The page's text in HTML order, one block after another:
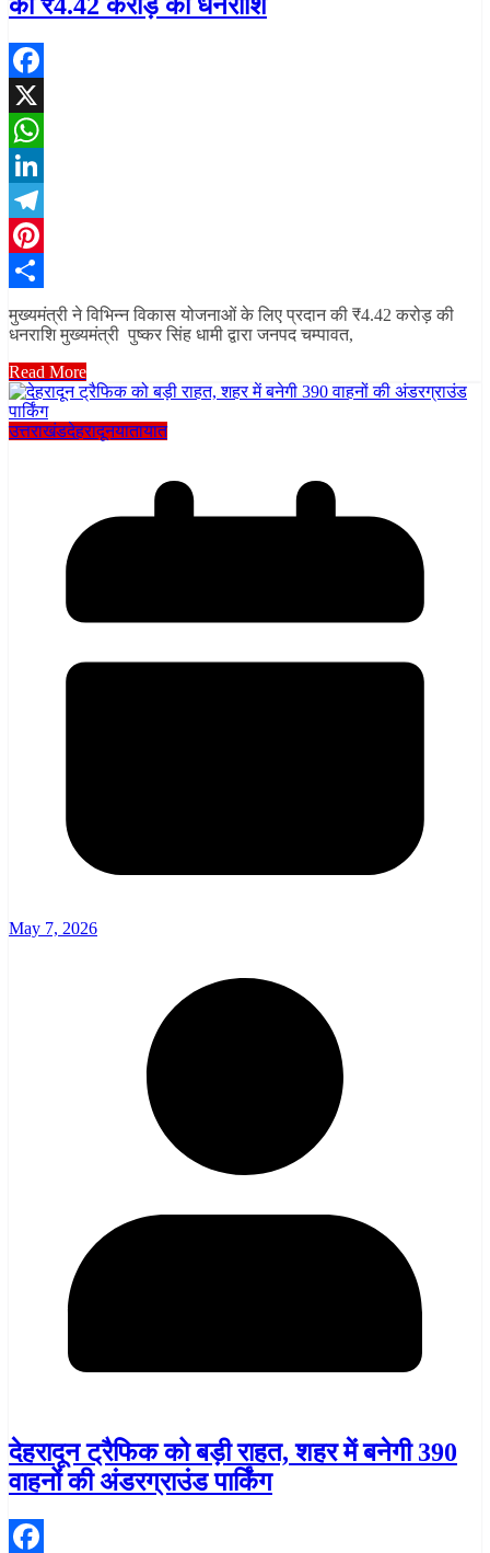
Facebook
X
WhatsApp
LinkedIn
Telegram
Pinterest
Share
मुख्यमंत्री ने विभिन्न विकास योजनाओं के लिए प्रदान की ₹4.42 करोड़ की
धनराशि मुख्यमंत्री पुष्कर सिंह धामी द्वारा जनपद चम्पावत,
Read More
उत्तराखंडदेहरादूनयातायात
May 7, 2026
देहरादून ट्रैफिक को बड़ी राहत, शहर में बनेगी 390
वाहनों की अंडरग्राउंड पार्किंग